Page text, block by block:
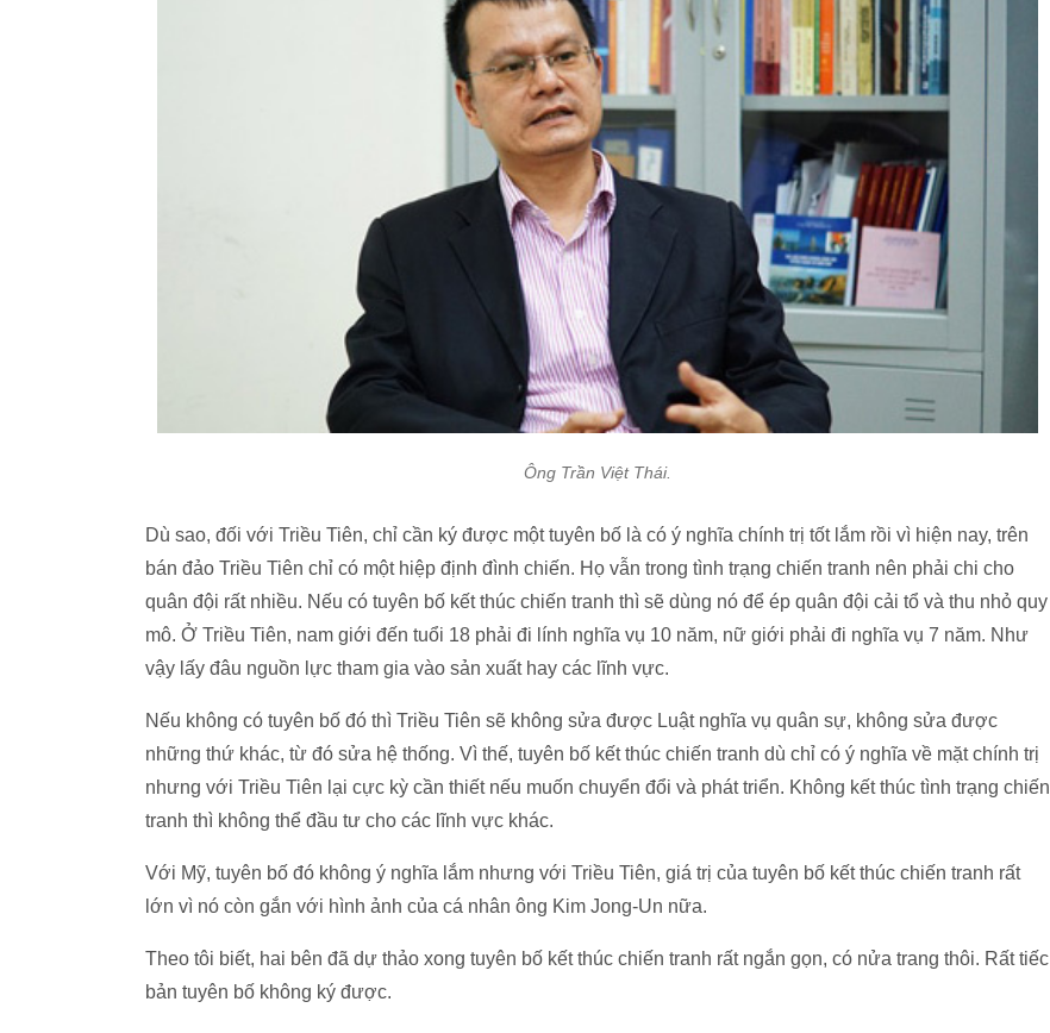
Ông Trần Việt Thái.
Dù sao, đối với Triều Tiên, chỉ cần ký được một tuyên bố là có ý nghĩa chính trị tốt lắm rồi vì hiện nay, trên
bán đảo Triều Tiên chỉ có một hiệp định đình chiến. Họ vẫn trong tình trạng chiến tranh nên phải chi cho
quân đội rất nhiều. Nếu có tuyên bố kết thúc chiến tranh thì sẽ dùng nó để ép quân đội cải tổ và thu nhỏ quy
mô. Ở Triều Tiên, nam giới đến tuổi 18 phải đi lính nghĩa vụ 10 năm, nữ giới phải đi nghĩa vụ 7 năm. Như
vậy lấy đâu nguồn lực tham gia vào sản xuất hay các lĩnh vực.
Nếu không có tuyên bố đó thì Triều Tiên sẽ không sửa được Luật nghĩa vụ quân sự, không sửa được
những thứ khác, từ đó sửa hệ thống. Vì thế, tuyên bố kết thúc chiến tranh dù chỉ có ý nghĩa về mặt chính trị
nhưng với Triều Tiên lại cực kỳ cần thiết nếu muốn chuyển đổi và phát triển. Không kết thúc tình trạng chiến
tranh thì không thể đầu tư cho các lĩnh vực khác.
Với Mỹ, tuyên bố đó không ý nghĩa lắm nhưng với Triều Tiên, giá trị của tuyên bố kết thúc chiến tranh rất
lớn vì nó còn gắn với hình ảnh của cá nhân ông Kim Jong-Un nữa.
Theo tôi biết, hai bên đã dự thảo xong tuyên bố kết thúc chiến tranh rất ngắn gọn, có nửa trang thôi. Rất tiếc
bản tuyên bố không ký được.